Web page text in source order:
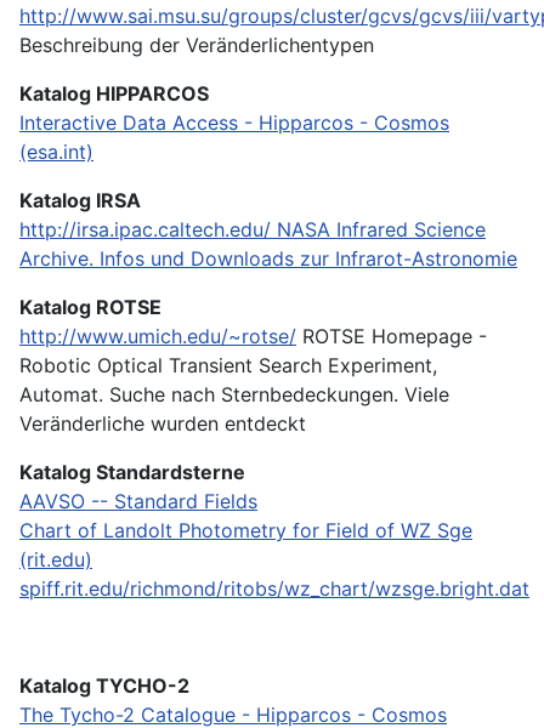
http://www.sai.msu.su/groups/cluster/gcvs/gcvs/iii/
Beschreibung der Veränderlichentypen
Katalog HIPPARCOS
Interactive Data Access - Hipparcos - Cosmos
(esa.int)
Katalog IRSA
http://irsa.ipac.caltech.edu/ NASA Infrared Science
Archive. Infos und Downloads zur Infrarot-Astronomie
Katalog ROTSE
http://www.umich.edu/~rotse/ ROTSE Homepage -
Robotic Optical Transient Search Experiment,
Automat. Suche nach Sternbedeckungen. Viele
Veränderliche wurden entdeckt
Katalog Standardsterne
AAVSO -- Standard Fields
Chart of Landolt Photometry for Field of WZ Sge
(rit.edu)
spiff.rit.edu/richmond/ritobs/wz_chart/wzsge.bright.dat
Katalog TYCHO-2
The Tycho-2 Catalogue - Hipparcos - Cosmos